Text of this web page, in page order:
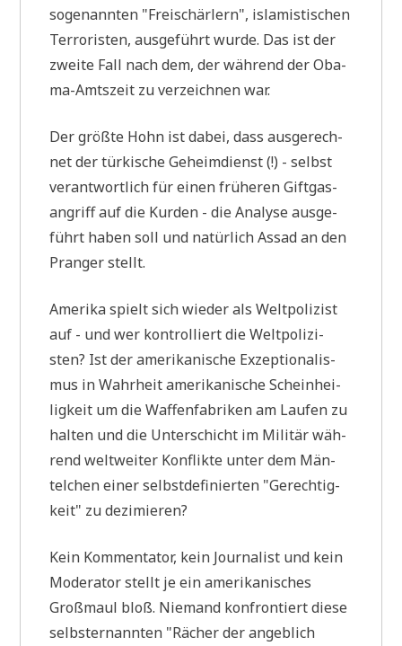
soge­nann­ten "Frei­schär­lern", isla­mi­sti­schen
Ter­ro­ri­sten, aus­ge­führt wur­de. Das ist der
zwei­te Fall nach dem, der wäh­rend der Oba­
ma-Amts­zeit zu ver­zeich­nen war.
Der größ­te Hohn ist dabei, dass aus­ge­rech­
net der tür­ki­sche Geheim­dienst (!) - selbst
ver­ant­wort­lich für einen frü­he­ren Gift­gas­
an­griff auf die Kur­den - die Ana­ly­se aus­ge­
führt haben soll und natür­lich Assad an den
Pran­ger stellt.
Ame­ri­ka spielt sich wie­der als Welt­po­li­zist
auf - und wer kon­trol­liert die Welt­po­li­zi­
sten? Ist der ame­ri­ka­ni­sche Exzep­tio­na­lis­
mus in Wahr­heit ame­ri­ka­ni­sche Schein­hei­
lig­keit um die Waf­fen­fa­bri­ken am Lau­fen zu
hal­ten und die Unter­schicht im Mili­tär wäh­
rend welt­wei­ter Kon­flik­te unter dem Män­
tel­chen einer selbst­de­fi­nier­ten "Gerech­tig­
keit" zu dezimieren?
Kein Kom­men­ta­tor, kein Jour­na­list und kein
Mode­ra­tor stellt je ein ame­ri­ka­ni­sches
Groß­maul bloß. Nie­mand kon­fron­tiert die­se
selbst­er­nann­ten "Rächer der angeb­lich